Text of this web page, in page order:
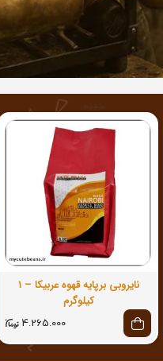
نایروبی برپایه قهوه عربیکا – 1
کیلوگرم
4.265.000